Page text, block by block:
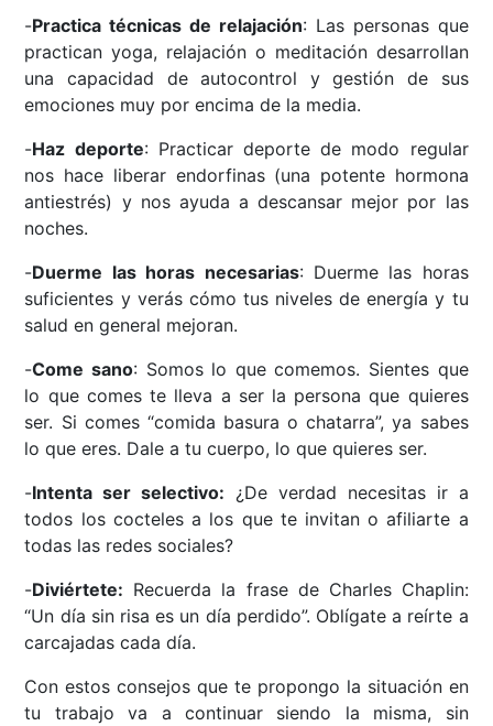
-Practica técnicas de relajación: Las personas que
practican yoga, relajación o meditación desarrollan
una capacidad de autocontrol y gestión de sus
emociones muy por encima de la media.
-Haz deporte: Practicar deporte de modo regular
nos hace liberar endorfinas (una potente hormona
antiestrés) y nos ayuda a descansar mejor por las
noches.
-Duerme las horas necesarias: Duerme las horas
suficientes y verás cómo tus niveles de energía y tu
salud en general mejoran.
-Come sano: Somos lo que comemos. Sientes que
lo que comes te lleva a ser la persona que quieres
ser. Si comes “comida basura o chatarra”, ya sabes
lo que eres. Dale a tu cuerpo, lo que quieres ser.
-Intenta ser selectivo: ¿De verdad necesitas ir a
todos los cocteles a los que te invitan o afiliarte a
todas las redes sociales?
-Diviértete: Recuerda la frase de Charles Chaplin:
“Un día sin risa es un día perdido”. Oblígate a reírte a
carcajadas cada día.
Con estos consejos que te propongo la situación en
tu trabajo va a continuar siendo la misma, sin